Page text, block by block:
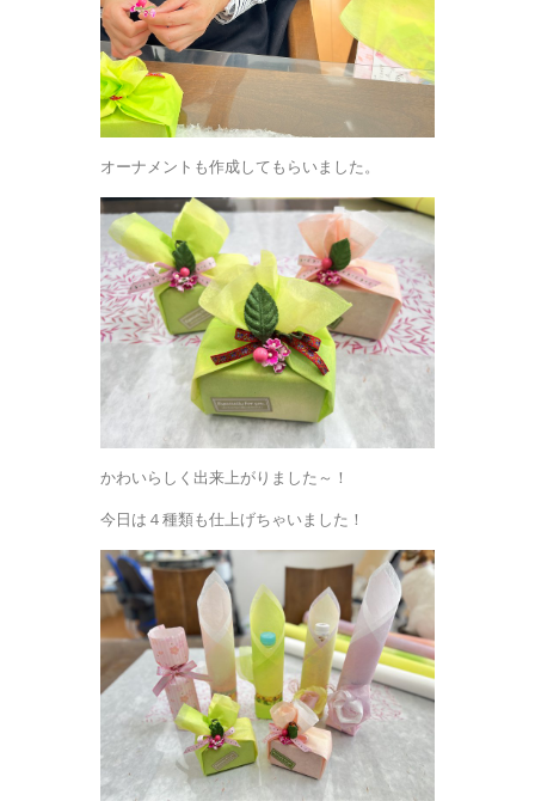
オーナメントも作成してもらいました。
かわいらしく出来上がりました～！
今日は４種類も仕上げちゃいました！